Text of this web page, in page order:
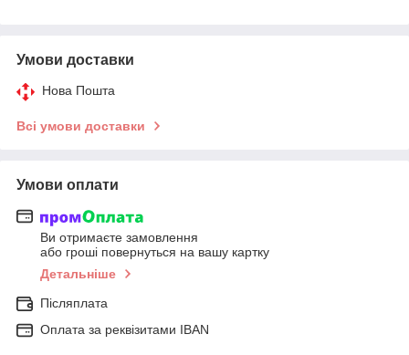
Умови доставки
Нова Пошта
Всі умови доставки
Умови оплати
Ви отримаєте замовлення
або гроші повернуться на вашу картку
Детальніше
Післяплата
Оплата за реквізитами IBAN